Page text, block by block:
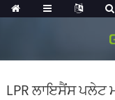
LPR ਲਾਇਸੈਂਸ ਪਲੇਟ